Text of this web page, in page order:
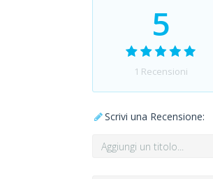
5
1 Recensioni
Scrivi una Recensione: